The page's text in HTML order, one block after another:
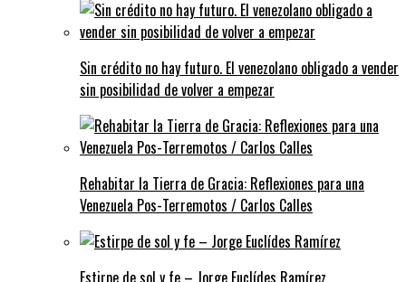
Sin crédito no hay futuro. El venezolano obligado a vender
sin posibilidad de volver a empezar
Rehabitar la Tierra de Gracia: Reflexiones para una
Venezuela Pos-Terremotos / Carlos Calles
Estirpe de sol y fe – Jorge Euclídes Ramírez